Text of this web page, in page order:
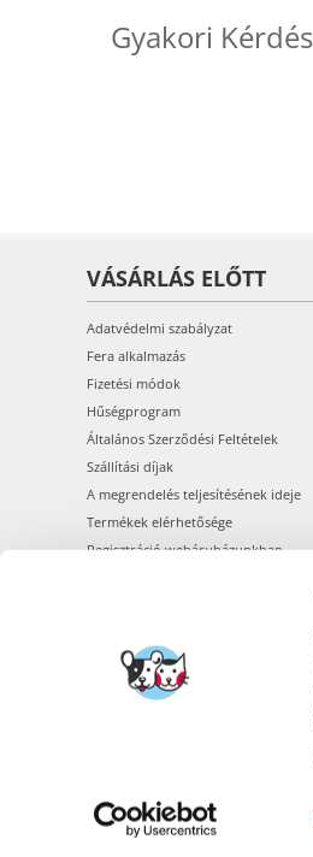
Gyakori
VÁSÁRLÁS ELŐTT
Adatvédelmi szabályzat
Fera alkalmazás
Fizetési módok
Hűségprogram
Általános Szerződési Feltételek
Szállítási díjak
A megrendelés teljesítésének ideje
Termékek elérhetősége
Regisztráció webáruházunkban